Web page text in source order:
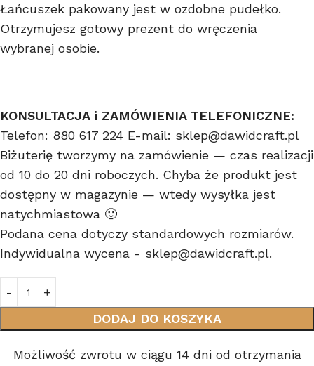
Łańcuszek pakowany jest w ozdobne pudełko.
Otrzymujesz gotowy prezent do wręczenia
wybranej osobie.
KONSULTACJA i ZAMÓWIENIA TELEFONICZNE:
Telefon: 880 617 224 E-mail: sklep@dawidcraft.pl
Biżuterię tworzymy na zamówienie — czas realizacji
od 10 do 20 dni roboczych. Chyba że produkt jest
dostępny w magazynie — wtedy wysyłka jest
natychmiastowa 🙂
Podana cena dotyczy standardowych rozmiarów.
Indywidualna wycena - sklep@dawidcraft.pl.
DODAJ DO KOSZYKA
Możliwość zwrotu w ciągu 14 dni od otrzymania